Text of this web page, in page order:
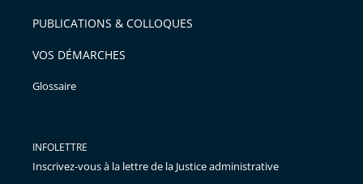
PUBLICATIONS & COLLOQUES
VOS DÉMARCHES
Glossaire
INFOLETTRE
Inscrivez-vous à la lettre de la Justice administrative